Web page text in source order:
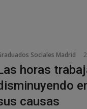
Sociales Madrid
horas
causas